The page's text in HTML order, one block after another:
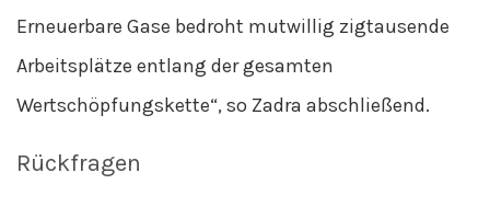
Erneuerbare Gase bedroht mutwillig zigtausende
Arbeitsplätze entlang der gesamten
Wertschöpfungskette“, so Zadra abschließend.
Rückfragen